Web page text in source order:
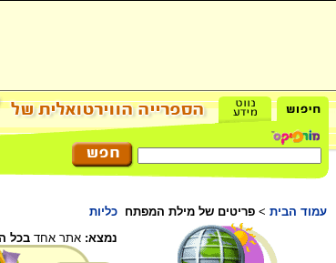
עמוד הבית > פריטים של מילת המפתח כליות
נמצא: אתר אחד בכל